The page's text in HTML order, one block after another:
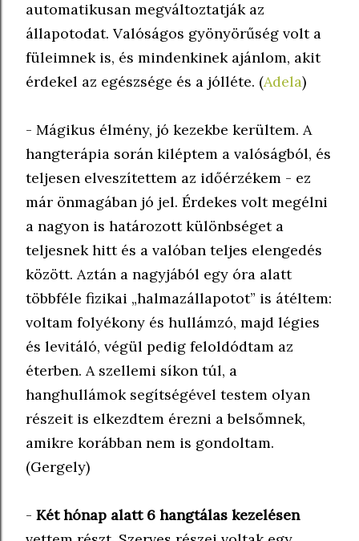
automatikusan megváltoztatják az
állapotodat. Valóságos gyönyörűség volt a
füleimnek is, és mindenkinek ajánlom, akit
érdekel az egészsége és a jólléte. (Adela)
- Mágikus élmény, jó kezekbe kerültem. A
hangterápia során kiléptem a valóságból, és
teljesen elveszítettem az időérzékem - ez
már önmagában jó jel. Érdekes volt megélni
a nagyon is határozott különbséget a
teljesnek hitt és a valóban teljes elengedés
között. Aztán a nagyjából egy óra alatt
többféle fizikai „halmazállapotot” is átéltem:
voltam folyékony és hullámzó, majd légies
és levitáló, végül pedig feloldódtam az
éterben. A szellemi síkon túl, a
hanghullámok segítségével testem olyan
részeit is elkezdtem érezni a belsőmnek,
amikre korábban nem is gondoltam.
(Gergely)
- Két hónap alatt 6 hangtálas kezelésen